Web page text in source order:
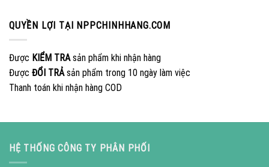
QUYỀN LỢI TẠI NPPCHINHHANG.COM
Được KIỂM TRAsản phẩm khi nhận hàng
Được ĐỔI TRẢsản phẩm trong 10 ngày làm việc
Thanh toán khi nhận hàng COD
HỆ THỐNG CÔNG TY PHÂN PHỐI